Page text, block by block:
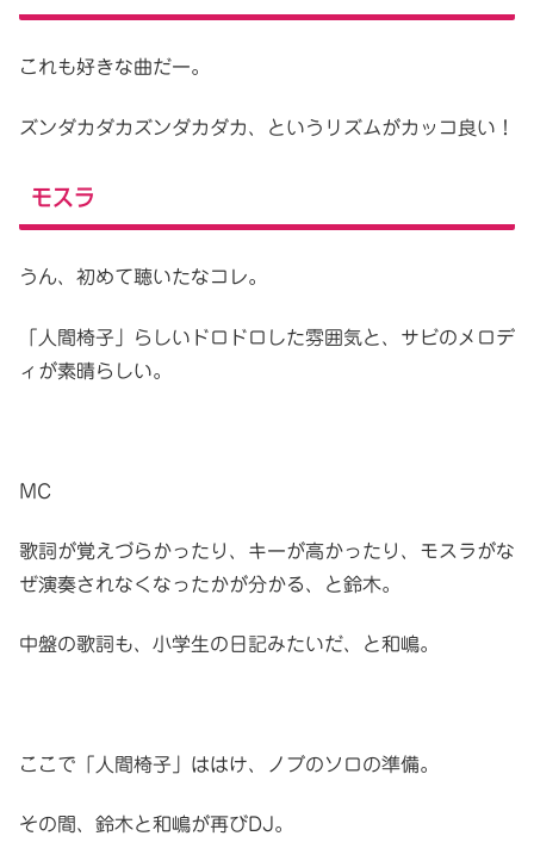
これも好きな曲だー。
ズンダカダカズンダカダカ、というリズムがカッコ良い！
モスラ
うん、初めて聴いたなコレ。
「人間椅子」らしいドロドロした雰囲気と、サビのメロデ
ィが素晴らしい。
MC
歌詞が覚えづらかったり、キーが高かったり、モスラがな
ぜ演奏されなくなったかが分かる、と鈴木。
中盤の歌詞も、小学生の日記みたいだ、と和嶋。
ここで「人間椅子」ははけ、ノブのソロの準備。
その間、鈴木と和嶋が再びDJ。